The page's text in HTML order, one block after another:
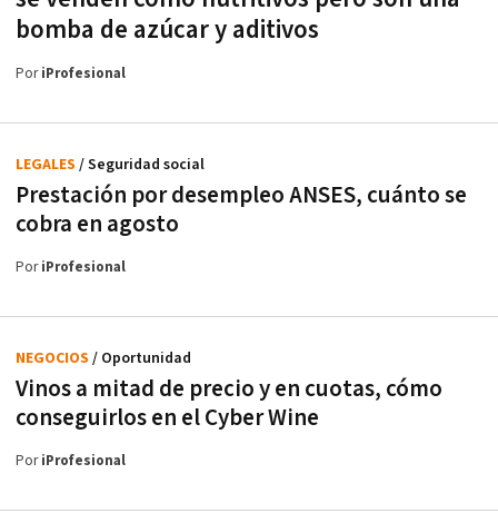
bomba de azúcar y aditivos
PoriProfesional
Prestación por desempleo ANSES, cuánto se
cobra en agosto
LEGALES / Seguridad social
PoriProfesional
Vinos a mitad de precio y en cuotas, cómo
conseguirlos en el Cyber Wine
NEGOCIOS / Oportunidad
PoriProfesional